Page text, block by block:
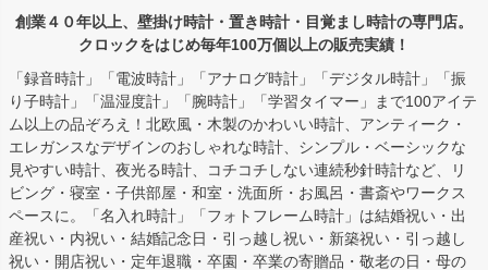
創業４０年以上、壁掛け時計・置き時計・目覚まし時計の専門店。
クロックをはじめ毎年100万個以上の販売実績！
「録音時計」「電波時計」「アナログ時計」「デジタル時計」「振
り子時計」「温湿度計」「腕時計」「学習タイマー」まで100アイテ
ム以上の品ぞろえ！北欧風・木製のかわいい時計、アンティーク・
エレガンスなデザインのおしゃれな時計、シンプル・ベーシックな
見やすい時計、夜光る時計、コチコチしない連続秒針時計など、リ
ビング・寝室・子供部屋・和室・洗面所・お風呂・書斎やワークス
ペースに。「名入れ時計」「フォトフレーム時計」は結婚祝い・出
産祝い・内祝い・結婚記念日・引っ越し祝い・新築祝い・引っ越し
祝い・開店祝い・定年退職・卒園・卒業の寄贈品・敬老の日・母の